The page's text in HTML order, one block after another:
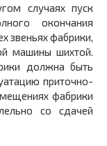
случаях пуск
окончания
звеньях фабрики,
машины шихтой.
должна быть
приточно-
фабрики
со сдачей